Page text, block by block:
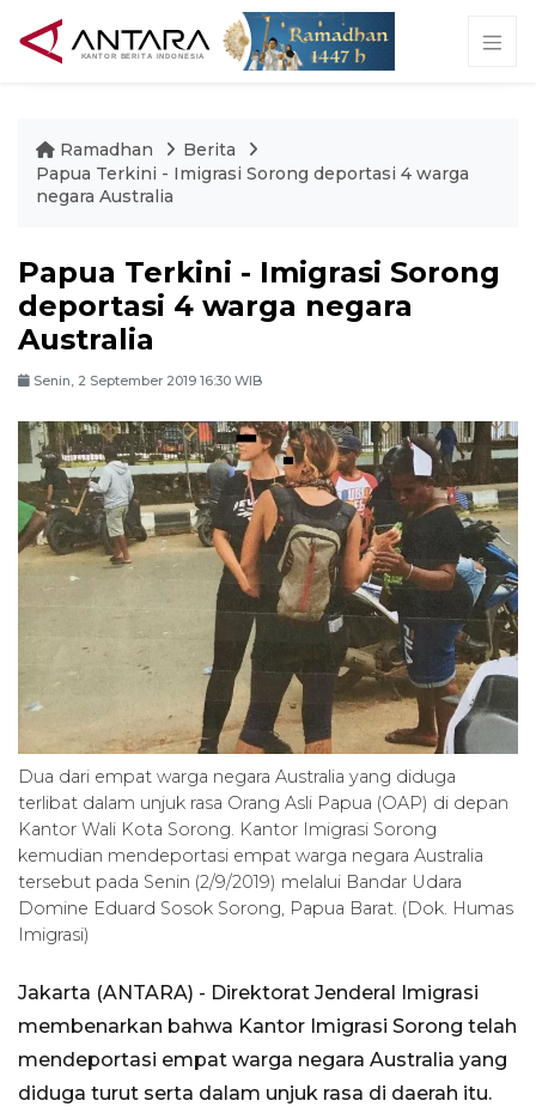
Ramadhan
Berita
Papua Terkini - Imigrasi Sorong deportasi 4 warga
negara Australia
Papua Terkini - Imigrasi Sorong
deportasi 4 warga negara
Australia
Senin, 2 September 2019 16:30 WIB
Dua dari empat warga negara Australia yang diduga
terlibat dalam unjuk rasa Orang Asli Papua (OAP) di depan
Kantor Wali Kota Sorong. Kantor Imigrasi Sorong
kemudian mendeportasi empat warga negara Australia
tersebut pada Senin (2/9/2019) melalui Bandar Udara
Domine Eduard Sosok Sorong, Papua Barat. (Dok. Humas
Imigrasi)
Jakarta (ANTARA) - Direktorat Jenderal Imigrasi
membenarkan bahwa Kantor Imigrasi Sorong telah
mendeportasi empat warga negara Australia yang
diduga turut serta dalam unjuk rasa di daerah itu.